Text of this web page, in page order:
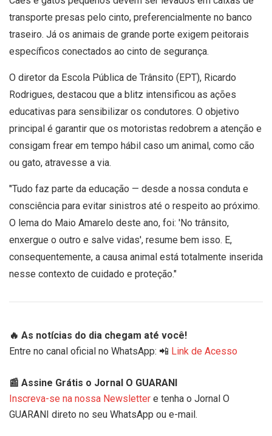
transporte presas pelo cinto, preferencialmente no banco
traseiro. Já os animais de grande porte exigem peitorais
específicos conectados ao cinto de segurança.
O diretor da Escola Pública de Trânsito (EPT), Ricardo
Rodrigues, destacou que a blitz intensificou as ações
educativas para sensibilizar os condutores. O objetivo
principal é garantir que os motoristas redobrem a atenção e
consigam frear em tempo hábil caso um animal, como cão
ou gato, atravesse a via.
"Tudo faz parte da educação — desde a nossa conduta e
consciência para evitar sinistros até o respeito ao próximo.
O lema do Maio Amarelo deste ano, foi: 'No trânsito,
enxergue o outro e salve vidas', resume bem isso. E,
consequentemente, a causa animal está totalmente inserida
nesse contexto de cuidado e proteção."
🔥 As notícias do dia chegam até você!
Entre no canal oficial no WhatsApp: 📲 Link de Acesso
📰 Assine Grátis o Jornal O GUARANI
Inscreva-se na nossa Newsletter e tenha o Jornal O
GUARANI direto no seu WhatsApp ou e-mail.